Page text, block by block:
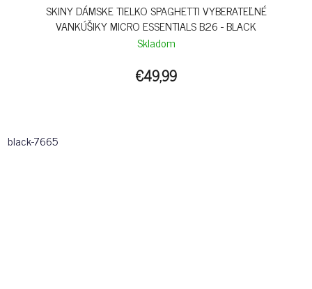
SKINY DÁMSKE TIELKO SPAGHETTI VYBERATEĽNÉ
VANKÚŠIKY MICRO ESSENTIALS B26 - BLACK
Skladom
€49,99
black-7665